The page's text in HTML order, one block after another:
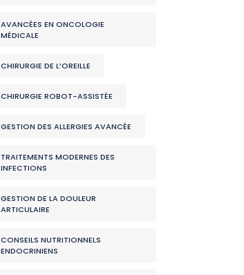
AVANCÉES EN ONCOLOGIE
MÉDICALE
CHIRURGIE DE L’OREILLE
CHIRURGIE ROBOT-ASSISTÉE
GESTION DES ALLERGIES AVANCÉE
TRAITEMENTS MODERNES DES
INFECTIONS
GESTION DE LA DOULEUR
ARTICULAIRE
CONSEILS NUTRITIONNELS
ENDOCRINIENS